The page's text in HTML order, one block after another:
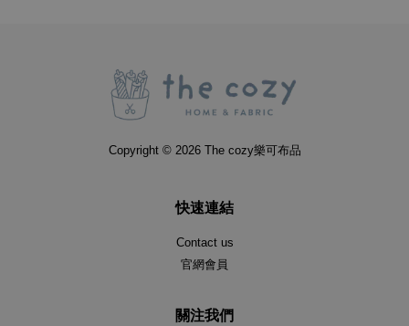
Copyright © 2026 The cozy樂可布品
快速連結
Contact us
官網會員
關注我們